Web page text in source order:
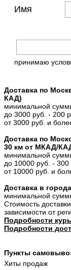
Имя
принимаю
Доставка по
КАД)
минимальной
до 3000 руб. - 200
от 3000 руб. и
Доставка по
30 км от МКАД/
минимальной
до 10000 руб. - 300
от 10000 руб. и
Доставка в
минимальной
Стоимость
зависимости от
Подробности
Подробности
Пункты
Хиты продаж